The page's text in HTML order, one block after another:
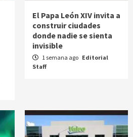
El Papa León XIV invita a
construir ciudades
donde nadie se sienta
invisible
1 semana ago Editorial
Staff